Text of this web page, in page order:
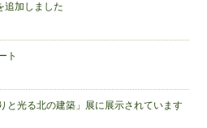
追加しました
ト
と光る北の建築」展に展示されています